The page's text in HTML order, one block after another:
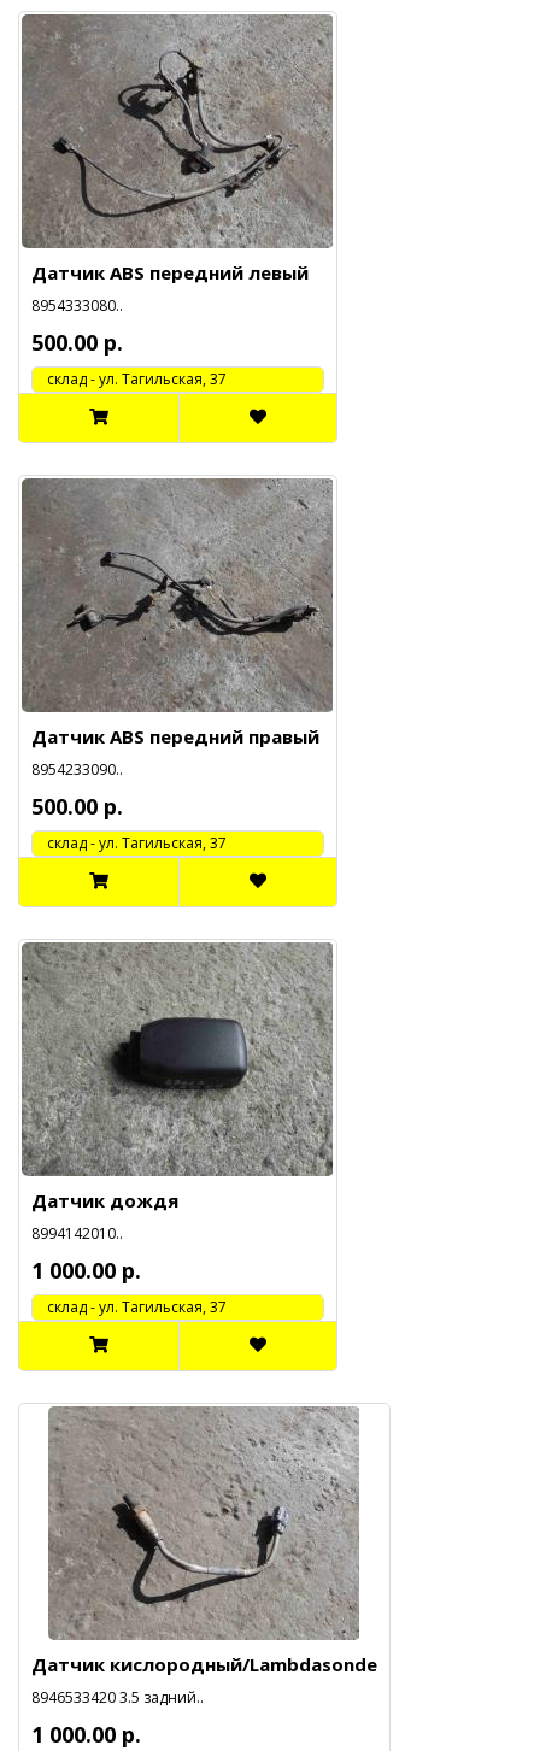
Датчик ABS передний левый
8954333080..
500.00 р.
cклад - ул. Тагильская, 37
Датчик ABS передний правый
8954233090..
500.00 р.
cклад - ул. Тагильская, 37
Датчик дождя
8994142010..
1 000.00 р.
cклад - ул. Тагильская, 37
Датчик кислородный/Lambdasonde
8946533420 3.5 задний..
1 000.00 р.